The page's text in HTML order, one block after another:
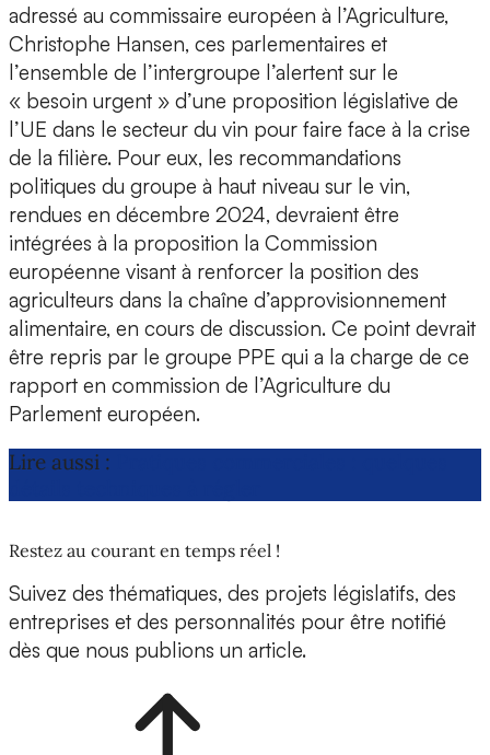
adressé au commissaire européen à l’Agriculture,
Christophe Hansen, ces parlementaires et
l’ensemble de l’intergroupe l’alertent sur le
« besoin urgent » d’une proposition législative de
l’UE dans le secteur du vin pour faire face à la crise
de la filière. Pour eux, les recommandations
politiques du groupe à haut niveau sur le vin,
rendues en décembre 2024, devraient être
intégrées à la proposition la Commission
européenne visant à renforcer la position des
agriculteurs dans la chaîne d’approvisionnement
alimentaire, en cours de discussion. Ce point devrait
être repris par le groupe PPE qui a la charge de ce
rapport en commission de l’Agriculture du
Parlement européen.
Lire aussi :
Restez au courant en temps réel !
Suivez des thématiques, des projets législatifs, des
entreprises et des personnalités pour être notifié
dès que nous publions un article.